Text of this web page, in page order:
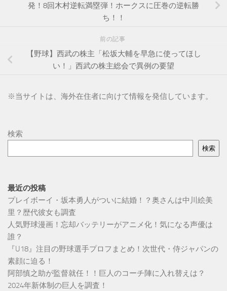
発！8回木村逆転満塁弾！ホークスに圧巻の逆転勝
ち！！
前の記事
【野球】西武の株主「松坂大輔を早急に使ってほし
い！」西武の株主総会で異例の要望
※当サイトは、海外在住者に向けて情報を発信しています。
検索
検索
最近の投稿
プレイボーイ・坂本勇人がついに結婚！？奥さんは中川絵美
里？歴代彼女も調査
人気野球漫画！忘却バッテリーがアニメ化！気になる声優は
誰？
『U18』注目の野球選手プロフまとめ！次世代・侍ジャパンの
素顔に迫る！
阿部慎之助が監督就任！！巨人のコーチ陣に入れ替えは？
2024年新体制の巨人を調査！